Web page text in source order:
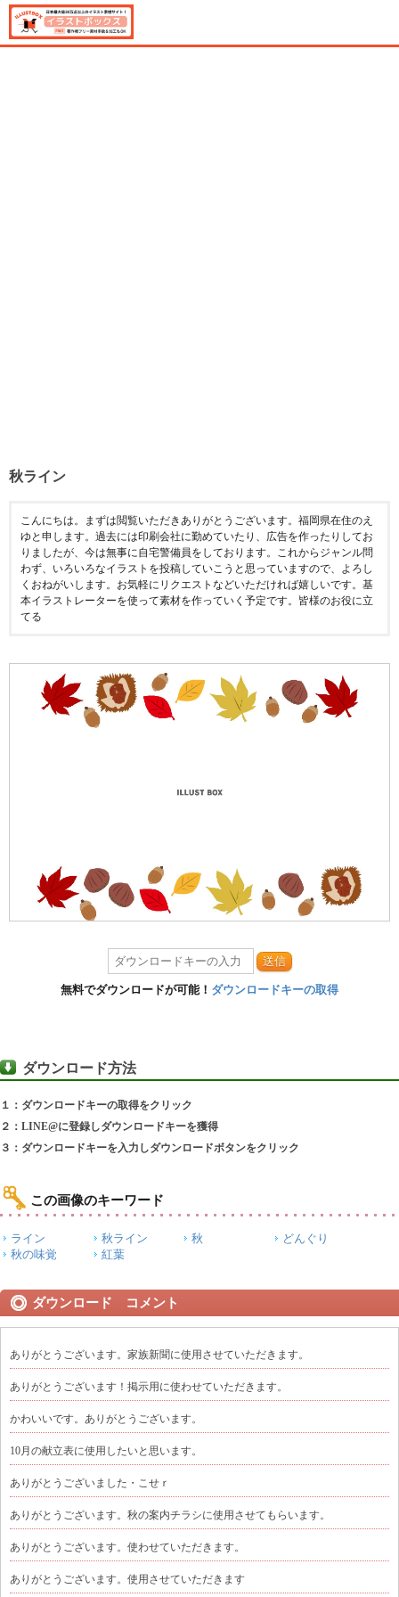
秋ライン
こんにちは。まずは閲覧いただきありがとうございます。福岡県在住のえ
ゆと申します。過去には印刷会社に勤めていたり、広告を作ったりしてお
りましたが、今は無事に自宅警備員をしております。これからジャンル問
わず、いろいろなイラストを投稿していこうと思っていますので、よろし
くおねがいします。お気軽にリクエストなどいただければ嬉しいです。基
本イラストレーターを使って素材を作っていく予定です。皆様のお役に立
てる
送信
無料でダウンロードが可能！ ダウンロードキーの取得
ダウンロード方法
１：ダウンロードキーの取得をクリック
２：LINE@に登録しダウンロードキーを獲得
３：ダウンロードキーを入力しダウンロードボタンをクリック
この画像のキーワード
ライン 秋ライン 秋
どんぐり
秋の味覚
紅葉
ダウンロード コメント
ありがとうございます。家族新聞に使用させていただきます。
ありがとうございます！掲示用に使わせていただきます。
かわいいです。ありがとうございます。
10月の献立表に使用したいと思います。
ありがとうございました・こせｒ
ありがとうございます。秋の案内チラシに使用させてもらいます。
ありがとうございます。使わせていただきます。
ありがとうございます。使用させていただきます